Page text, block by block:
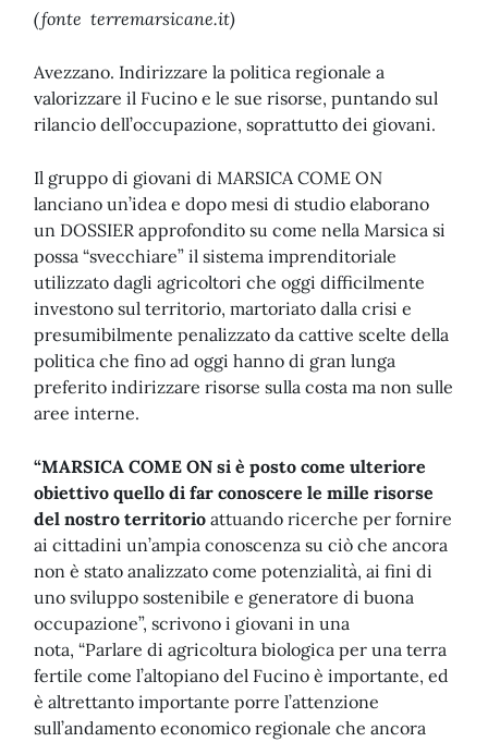
(fonte terremarsicane.it)
Avezzano. Indirizzare la politica regionale a
valorizzare il Fucino e le sue risorse, puntando sul
rilancio dell’occupazione, soprattutto dei giovani.
Il gruppo di giovani di MARSICA COME ON
lanciano un’idea e dopo mesi di studio elaborano
un DOSSIER approfondito su come nella Marsica si
possa “svecchiare” il sistema imprenditoriale
utilizzato dagli agricoltori che oggi difficilmente
investono sul territorio, martoriato dalla crisi e
presumibilmente penalizzato da cattive scelte della
politica che fino ad oggi hanno di gran lunga
preferito indirizzare risorse sulla costa ma non sulle
aree interne.
“MARSICA COME ON si è posto come ulteriore
obiettivo quello di far conoscere le mille risorse
del nostro territorio attuando ricerche per fornire
ai cittadini un’ampia conoscenza su ciò che ancora
non è stato analizzato come potenzialità, ai fini di
uno sviluppo sostenibile e generatore di buona
occupazione”, scrivono i giovani in una
nota, “Parlare di agricoltura biologica per una terra
fertile come l’altopiano del Fucino è importante, ed
è altrettanto importante porre l’attenzione
sull’andamento economico regionale che ancora